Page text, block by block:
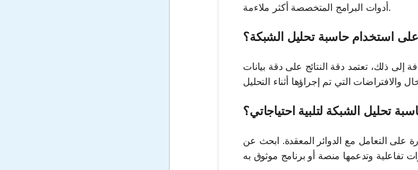
أدوات البرامج المتخصصة أكثر ملاءمة.
استخدام حاسبة تحليل الشبكة؟
إلى ذلك، تعتمد دقة النتائج على دقة بيانات
تحليل الشبكة لتلبية احتياجاتي؟
على التعامل مع الدوائر المعقدة. ابحث عن